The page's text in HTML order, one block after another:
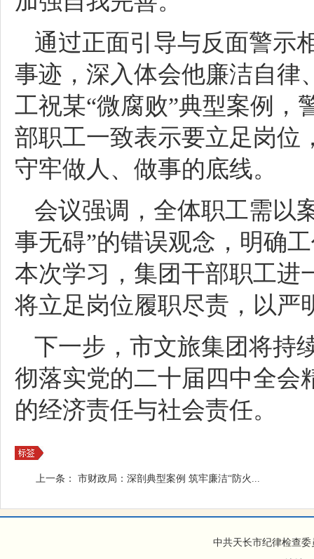
通过正面引导与反面警示
事迹，深入体会他廉洁自律
工祝某“微腐败”典型案例，
部职工一致表示要立足岗位
守牢做人、做事的底线。
会议强调，全体职工需以
事无碍”的错误观念，明确
本次学习，集团干部职工进
将立足岗位履职尽责，以严
下一步，市文旅集团将持
彻落实党的二十届四中全会
的经济责任与社会责任。
上一条： 市财政局：深剖典型案例 筑牢廉洁“防火...
中共天长市纪律检查